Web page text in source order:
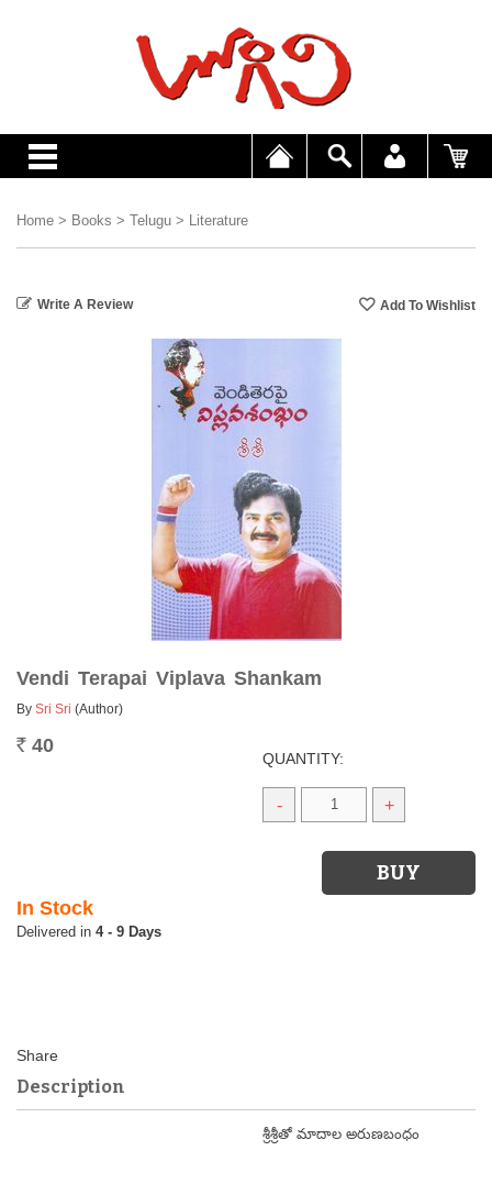
Home > Books > Telugu > Literature
Write A Review
Vendi Terapai Viplava Shankam
By Sri Sri (Author)
Rs. 40
QUANTITY:
- +
In Stock
4 - 9 Days
Description
శ్రీశ్రీతో మాదాల అరుణబంధం